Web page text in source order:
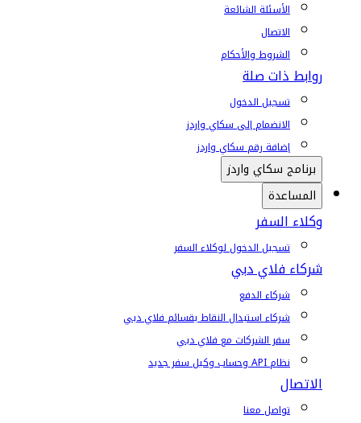
الأسئلة الشائعة
الاتصال
الشروط والأحكام
روابط ذات صلة
تسجيل الدخول
الانضمام إلى سكاي واردز
إضافة رقم سكاي واردز
برنامج سكاي واردز
المساعدة
وكلاء السفر
تسجيل الدخول لوكلاء السفر
شركاء فلاي دبي
شركاء الدفع
شركاء استبدال النقاط بقسائم فلاي دبي
سفر الشركات مع فلاي دبي
نظام API وحساب وكيل سفر جديد
الاتصال
تواصل معنا